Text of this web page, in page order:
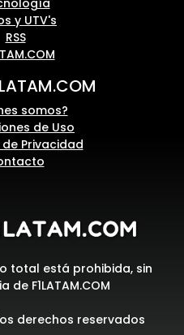
y UTV's
RSS
somos?
de Uso
Privacidad
total está prohibida, sin
F1LATAM.COM
derechos reservados